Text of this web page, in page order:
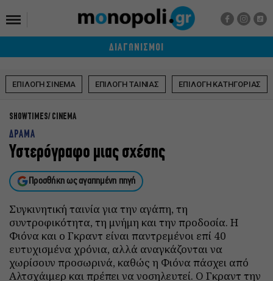
ΔΙΑΓΩΝΙΣΜΟΙ
ΕΠΙΛΟΓΗ ΣΙΝΕΜΑ ΕΠΙΛΟΓΗ ΤΑΙΝΙΑΣ ΕΠΙΛΟΓΗ ΚΑΤΗΓΟΡΙΑΣ
SHOWTIMES CINEMA
ΔΡΑΜΑ
Υστερόγραφο μιας σχέσης
Προσθήκη ως αγαπημένη πηγή
Συγκινητική ταινία για την αγάπη, τη
συντροφικότητα, τη μνήμη και την προδοσία. Η
Φιόνα και ο Γκραντ είναι παντρεμένοι επί 40
ευτυχισμένα χρόνια, αλλά αναγκάζονται να
χωρίσουν προσωρινά, καθώς η Φιόνα πάσχει από
Αλτσχάιμερ και πρέπει να νοσηλευτεί. Ο Γκραντ την